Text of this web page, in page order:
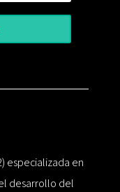
especializada en
desarrollo del